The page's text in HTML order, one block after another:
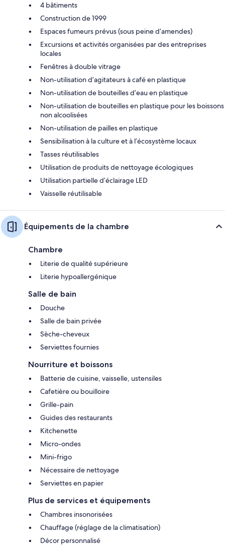
4 bâtiments
Construction de 1999
Espaces fumeurs prévus (sous peine d’amendes)
Excursions et activités organisées par des entreprises
locales
Fenêtres à double vitrage
Non-utilisation d’agitateurs à café en plastique
Non-utilisation de bouteilles d’eau en plastique
Non-utilisation de bouteilles en plastique pour les boissons
non alcoolisées
Non-utilisation de pailles en plastique
Sensibilisation à la culture et à l’écosystème locaux
Tasses réutilisables
Utilisation de produits de nettoyage écologiques
Utilisation partielle d’éclairage LED
Vaisselle réutilisable
Équipements de la chambre
Chambre
Literie de qualité supérieure
Literie hypoallergénique
Salle de bain
Douche
Salle de bain privée
Sèche-cheveux
Serviettes fournies
Nourriture et boissons
Batterie de cuisine, vaisselle, ustensiles
Cafetière ou bouilloire
Grille-pain
Guides des restaurants
Kitchenette
Micro-ondes
Mini-frigo
Nécessaire de nettoyage
Serviettes en papier
Plus de services et équipements
Chambres insonorisées
Chauffage (réglage de la climatisation)
Décor personnalisé